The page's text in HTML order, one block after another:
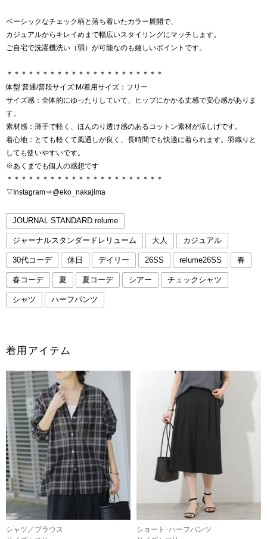
ベーシックなチェック柄と落ち着いたカラー展開で、
カジュアルからキレイめまで幅広いスタイリングにマッチします。
ご自宅で洗濯機洗い（弱）が可能なのも嬉しいポイントです。
＊＊＊＊＊＊＊＊＊＊＊＊＊＊＊＊＊＊＊＊＊＊
体型:普通/普段サイズ:M/着用サイズ：フリー
サイズ感：全体的にゆったりしていて、ヒップにかかる丈感で安心感がありま
す。
素材感：薄手で軽く、ほんのり透け感のあるコットン素材が涼しげです。
着心地：とても軽くて風通しが良く、長時間でも快適に着られます。羽織りと
しても使いやすいです。
※あくまでも個人の感想です
＊＊＊＊＊＊＊＊＊＊＊＊＊＊＊＊＊＊＊＊＊＊
▽Instagram⇒@eko_nakajima
JOURNAL STANDARD relume
ジャーナルスタンダードレリューム 大人 カジュアル
30代コーデ 休日 デイリー 26SS relume26SS 春
春コーデ 夏 夏コーデ シアー チェックシャツ
シャツ ハーフパンツ
着用アイテム
シャツ／ブラウス
ショート･ハーフパンツ